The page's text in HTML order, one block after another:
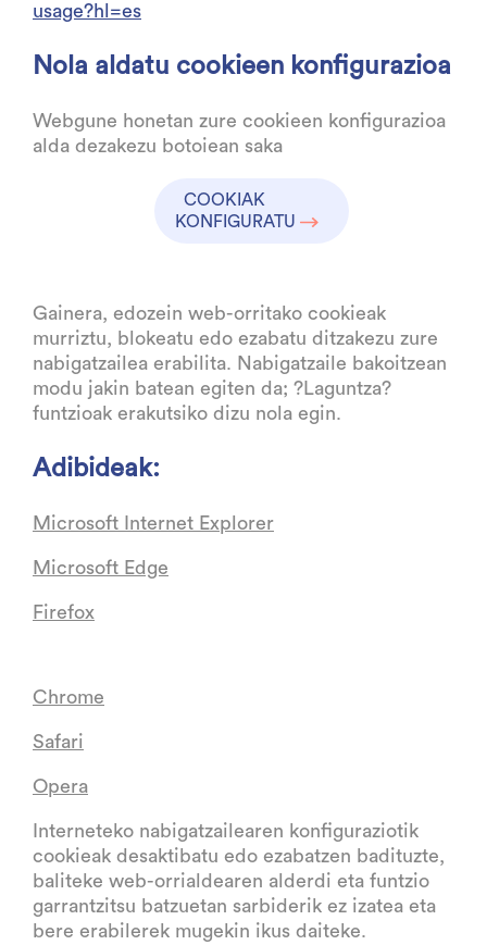
usage?hl=es
Nola aldatu cookieen konfigurazioa
Webgune honetan zure cookieen konfigurazioa
alda dezakezu botoiean saka
COOKIAK
KONFIGURATU
Gainera, edozein web-orritako cookieak
murriztu, blokeatu edo ezabatu ditzakezu zure
nabigatzailea erabilita. Nabigatzaile bakoitzean
modu jakin batean egiten da; ?Laguntza?
funtzioak erakutsiko dizu nola egin.
Adibideak:
Microsoft Internet Explorer
Microsoft Edge
Firefox
Chrome
Safari
Opera
Interneteko nabigatzailearen konfiguraziotik
cookieak desaktibatu edo ezabatzen badituzte,
baliteke web-orrialdearen alderdi eta funtzio
garrantzitsu batzuetan sarbiderik ez izatea eta
bere erabilerek mugekin ikus daiteke.